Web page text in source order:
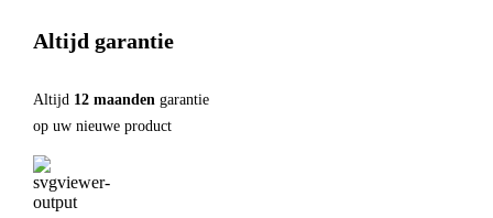
Altijd garantie
Altijd 12 maanden garantie
op uw nieuwe product